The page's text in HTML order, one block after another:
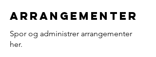
Arrangementer
Spor og administrer arrangementer
her.